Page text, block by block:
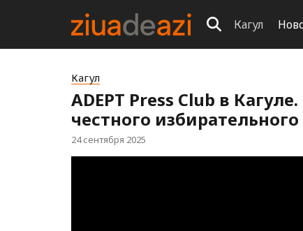
Кагул
Кагул
ADEPT Press Club в
честного
24 сентября 2025